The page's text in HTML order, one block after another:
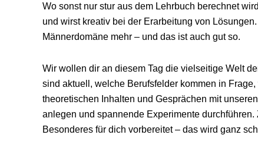
Wo sonst nur stur aus dem Lehrbuch berechnet
und wirst kreativ bei der Erarbeitung von
Männerdomäne mehr – und das ist auch gut so.
Wir wollen dir an diesem Tag die vielseitige Welt
sind aktuell, welche Berufsfelder kommen in
theoretischen Inhalten und Gesprächen mit
anlegen und spannende Experimente
Besonderes für dich vorbereitet – das wird ganz